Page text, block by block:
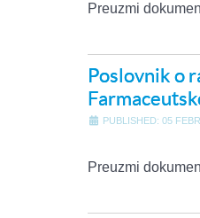
Preuzmi
Poslovnik o
PUBLISHED: 05
Preuzmi